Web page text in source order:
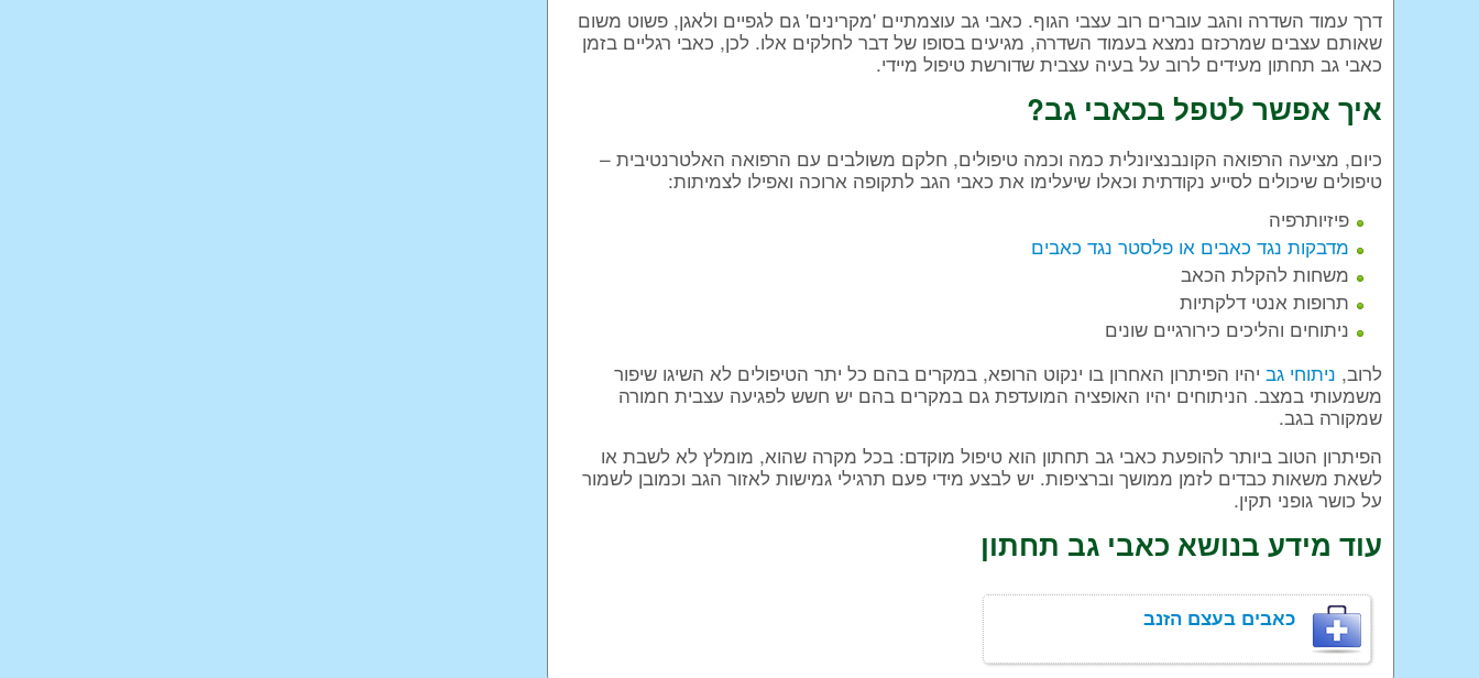
דרך עמוד השדרה והגב עוברים רוב עצבי הגוף. כאבי גב עוצמתיים 'מקרינים' גם לגפיים ולאגן, פשוט משום
שאותם עצבים שמרכזם נמצא בעמוד השדרה, מגיעים בסופו של דבר לחלקים אלו. לכן, כאבי רגליים בזמן
כאבי גב תחתון מעידים לרוב על בעיה עצבית שדורשת טיפול מיידי.
איך אפשר לטפל בכאבי גב?
כיום, מציעה הרפואה הקונבנציונלית כמה וכמה טיפולים, חלקם משולבים עם הרפואה האלטרנטיבית –
טיפולים שיכולים לסייע נקודתית וכאלו שיעלימו את כאבי הגב לתקופה ארוכה ואפילו לצמיתות:
פיזיותרפיה
מדבקות נגד כאבים או פלסטר נגד כאבים
משחות להקלת הכאב
תרופות אנטי דלקתיות
ניתוחים והליכים כירורגיים שונים
לרוב, ניתוחי גב יהיו הפיתרון האחרון בו ינקוט הרופא, במקרים בהם כל יתר הטיפולים לא השיגו שיפור
משמעותי במצב. הניתוחים יהיו האופציה המועדפת גם במקרים בהם יש חשש לפגיעה עצבית חמורה
שמקורה בגב.
הפיתרון הטוב ביותר להופעת כאבי גב תחתון הוא טיפול מוקדם: בכל מקרה שהוא, מומלץ לא לשבת או
לשאת משאות כבדים לזמן ממושך וברציפות. יש לבצע מידי פעם תרגילי גמישות לאזור הגב וכמובן לשמור
על כושר גופני תקין.
עוד מידע בנושא כאבי גב תחתון
כאבים בעצם הזנב